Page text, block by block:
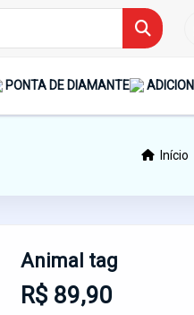
PONTA DE DIAMANTE
Início
Animal tag
R$ 89,90